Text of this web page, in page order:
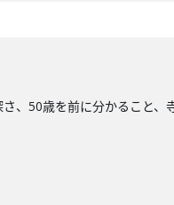
、50歳を前に分かること、